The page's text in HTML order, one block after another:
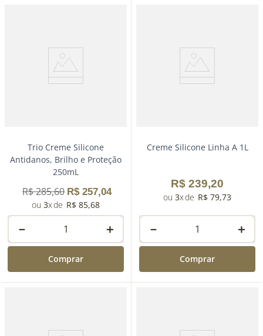
Comprar
Trio Creme Silicone
Antidanos, Brilho e Proteção
250mL
R$285,60 R$ 257,04
3
R$ 85,68
＋
－
Comprar
Creme Silicone Linha A 1L
R$ 239,20
3 R$ 79,73
＋
－
Comprar